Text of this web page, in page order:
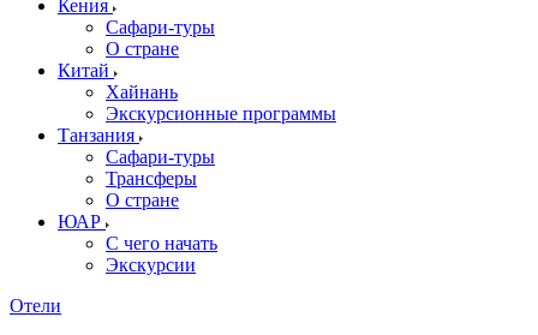
Кения
Сафари-туры
О стране
Китай
Хайнань
Экскурсионные программы
Танзания
Сафари-туры
Трансферы
О стране
ЮАР
С чего начать
Экскурсии
Отели